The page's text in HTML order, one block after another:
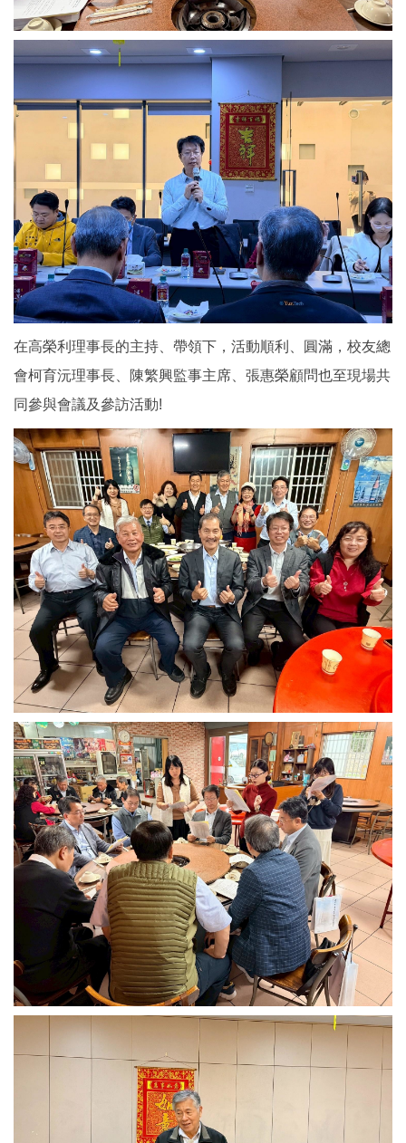
在高榮利理事長的主持、帶領下，活動順利、圓滿，校友總
會柯育沅理事長、陳繁興監事主席、張惠榮顧問也至現場共
同參與會議及參訪活動!